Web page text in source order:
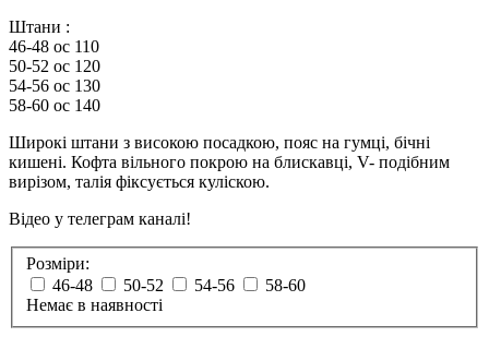
Штани :
46-48 ос 110
50-52 ос 120
54-56 ос 130
58-60 ос 140
Широкі штани з високою посадкою, пояс на гумці, бічні
кишені. Кофта вільного покрою на блискавці, V- подібним
вирізом, талія фіксується куліскою.
Відео у телеграм каналі!
Розміри:
46-48
50-52 54-56
58-60
Немає в наявності